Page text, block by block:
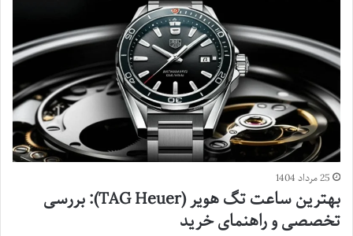
25 مرداد 1404
بهترین ساعت تگ هویر (TAG Heuer): بررسی
تخصصی و راهنمای خرید